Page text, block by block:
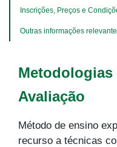
Avaliação
Método de ensino
recurso a técnicas
Inscrições, Preços e
Outras informações